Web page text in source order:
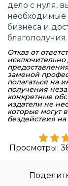
дело с нуля,
необходимые
бизнеса и
благополучия.
Отказ от
заменой
полагаться на
получения
конкретные
издатели не
которые могут
бездействия
Просмотры: